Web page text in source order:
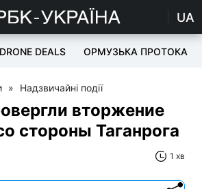
UA
DRONE DEALS ОРМУЗЬКА ПРОТОКА
» Надзвичайні події
вторжение
стороны Таганрога
1 хв